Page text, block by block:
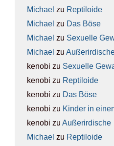
Michael zu Rep­ti­lo­ide
Michael zu Das Böse
Michael zu Sexu­el­le
Michael zu
kenobi zu Sexu­el­le
kenobi zu Rep­ti­lo­ide
kenobi zu Das Böse
kenobi zu Kin­der in
kenobi zu Außer­ir­di­sche
Michael zu Rep­ti­lo­ide